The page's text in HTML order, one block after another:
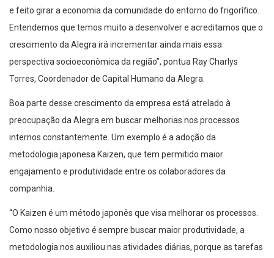
e feito girar a economia da comunidade do entorno do frigorífico.
Entendemos que temos muito a desenvolver e acreditamos que o
crescimento da Alegra irá incrementar ainda mais essa
perspectiva socioeconômica da região”, pontua Ray Charlys
Torres, Coordenador de Capital Humano da Alegra.
Boa parte desse crescimento da empresa está atrelado à
preocupação da Alegra em buscar melhorias nos processos
internos constantemente. Um exemplo é a adoção da
metodologia japonesa Kaizen, que tem permitido maior
engajamento e produtividade entre os colaboradores da
companhia.
“O Kaizen é um método japonês que visa melhorar os processos.
Como nosso objetivo é sempre buscar maior produtividade, a
metodologia nos auxiliou nas atividades diárias, porque as tarefas